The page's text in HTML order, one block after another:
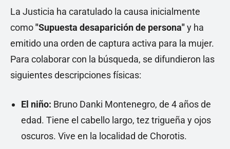
La Justicia ha caratulado la causa inicialmente
como"Supuesta desaparición de persona"y ha
emitido una orden de captura activa para la mujer.
Para colaborar con la búsqueda, se difundieron las
siguientes descripciones físicas:
El niño: Bruno Danki Montenegro, de 4 años de
edad. Tiene el cabello largo, tez trigueña y ojos
oscuros. Vive en la localidad de Chorotis.